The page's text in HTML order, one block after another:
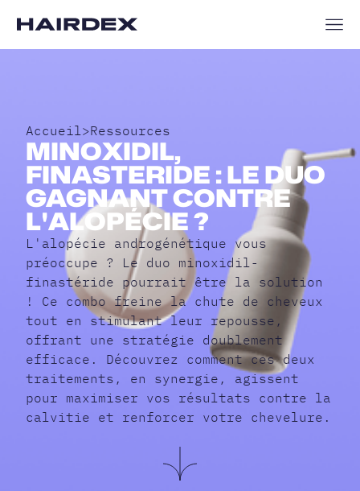
Accueil >Ressources
MINOXIDIL,
FINASTERIDE : LE DUO
GAGNANT CONTRE
L'ALOPÉCIE ?
L'alopécie androgénétique vous
préoccupe ? Le duo minoxidil-
finastéride pourrait être la solution
! Ce combo freine la chute de cheveux
tout en stimulant leur repousse,
offrant une stratégie doublement
efficace. Découvrez comment ces deux
traitements, en synergie, agissent
pour maximiser vos résultats contre la
calvitie et renforcer votre chevelure.